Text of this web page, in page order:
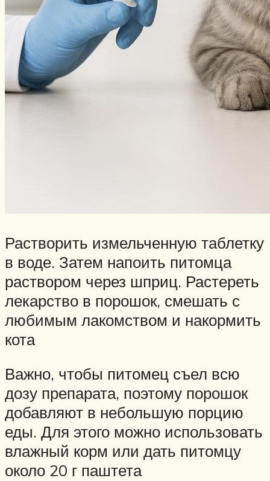
Растворить измельченную таблетку
в воде. Затем напоить питомца
раствором через шприц. Растереть
лекарство в порошок, смешать с
любимым лакомством и накормить
кота
Важно, чтобы питомец съел всю
дозу препарата, поэтому порошок
добавляют в небольшую порцию
еды. Для этого можно использовать
влажный корм или дать питомцу
около 20 г паштета